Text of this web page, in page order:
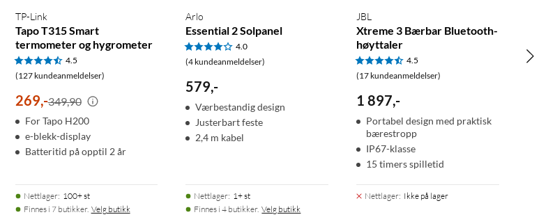
TP-Link
Tapo T315 Smart
termometer og hygrometer
4.5
(127 kundeanmeldelser)
269,-349,90
For Tapo H200
e-blekk-display
Batteritid på opptil 2 år
Nettlager: 100+ st
Finnes i 7 butikker. Velg butikk
Arlo
Essential 2 Solpanel
4.0
(4 kundeanmeldelser)
579,-
Værbestandig design
Justerbart feste
2,4 m kabel
Nettlager: 1+ st
Finnes i 4 butikker. Velg butikk
JBL
Xtreme 3 Bærbar Bluetooth-
høyttaler
4.5
(17 kundeanmeldelser)
1 897,-
Portabel design med praktisk
bærestropp
IP67-klasse
15 timers spilletid
Nettlager: Ikke på lager